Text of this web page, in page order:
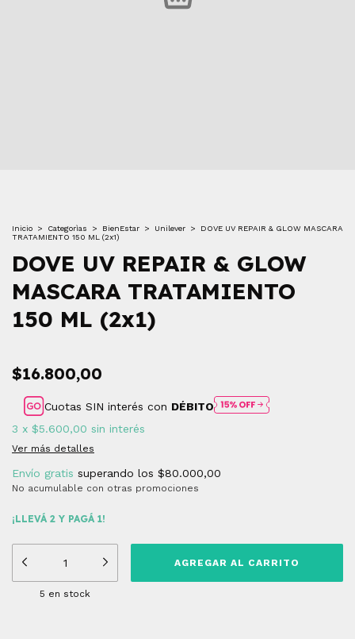
Inicio > Categorìas > BienEstar > Unilever >
DOVE UV REPAIR & GLOW MASCARA
TRATAMIENTO 150 ML (2x1)
DOVE UV REPAIR & GLOW
MASCARA TRATAMIENTO
150 ML (2x1)
$16.800,00
Cuotas SIN interés con DÉBITO
3 x $5.600,00 sin interés
Ver más detalles
Envío gratis superando los $80.000,00
No acumulable con otras promociones
¡LLEVÁ 2 Y PAGÁ 1!
5 en stock